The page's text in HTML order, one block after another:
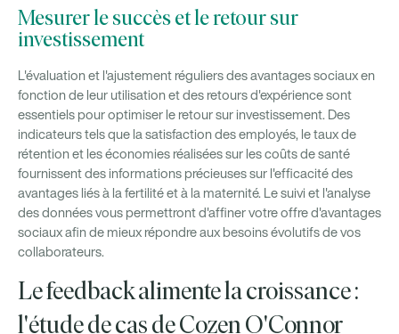
Mesurer le succès et le retour sur
investissement
L'évaluation et l'ajustement réguliers des avantages sociaux en
fonction de leur utilisation et des retours d'expérience sont
essentiels pour optimiser le retour sur investissement. Des
indicateurs tels que la satisfaction des employés, le taux de
rétention et les économies réalisées sur les coûts de santé
fournissent des informations précieuses sur l'efficacité des
avantages liés à la fertilité et à la maternité. Le suivi et l'analyse
des données vous permettront d'affiner votre offre d'avantages
sociaux afin de mieux répondre aux besoins évolutifs de vos
collaborateurs.
Le feedback alimente la croissance :
l'étude de cas de Cozen O'Connor